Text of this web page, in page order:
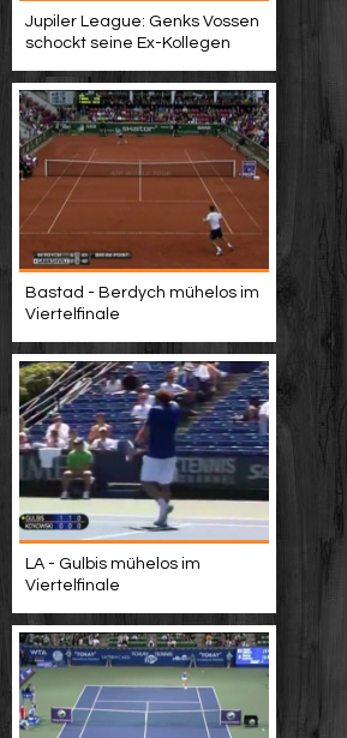
Jupiler League: Genks Vossen
schockt seine Ex-Kollegen
Bastad - Berdych mühelos im
Viertelfinale
LA - Gulbis mühelos im
Viertelfinale